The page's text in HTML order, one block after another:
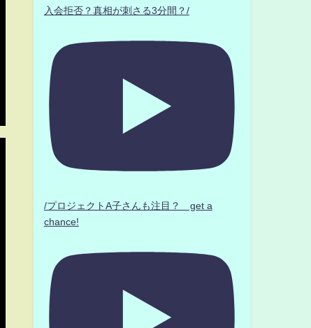
入会拒否？真相が刺さる3分間？/
/プロジェクトA子さんも注目？ get a
chance!